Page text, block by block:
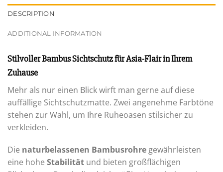
DESCRIPTION
ADDITIONAL INFORMATION
Stilvoller Bambus Sichtschutz für Asia-Flair in Ihrem
Zuhause
Mehr als nur einen Blick wirft man gerne auf diese
auffällige Sichtschutzmatte. Zwei angenehme Farbtöne
stehen zur Wahl, um Ihre Ruheoasen stilsicher zu
verkleiden.
Die naturbelassenen Bambusrohregewährleisten
eine hohe Stabilität und bieten großflächigen